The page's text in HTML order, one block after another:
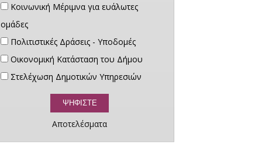
Κοινωνική Μέριμνα για ευάλωτες
ομάδες
Πολιτιστικές Δράσεις - Υποδομές
Οικονομική Κατάσταση του Δήμου
Στελέχωση Δημοτικών Υπηρεσιών
Αποτελέσματα